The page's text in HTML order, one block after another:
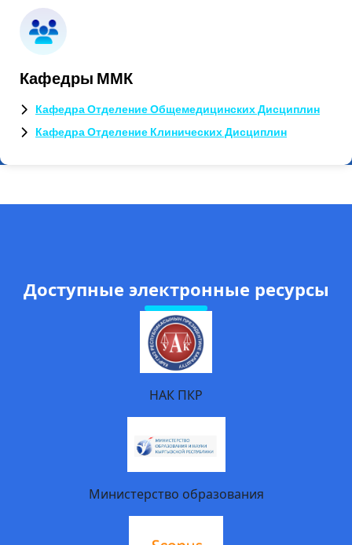
Кафедры ММК
Кафедра Отделение Общемедицинских Дисциплин
Кафедра Отделение Клинических Дисциплин
Доступные электронные ресурсы
НАК ПКР
Министерство образования